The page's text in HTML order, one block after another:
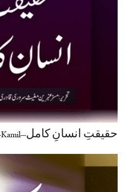
حقیقتِ انسانِ کامل–Haqeeqat-e-Insan-e-Kamil